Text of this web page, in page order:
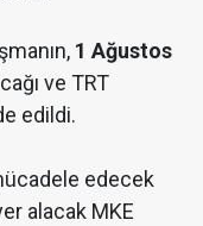
1 Ağustos
ve TRT
edildi.
edecek
alacak MKE